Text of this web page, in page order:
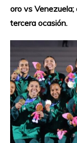
oro vs
tercera ocasión.